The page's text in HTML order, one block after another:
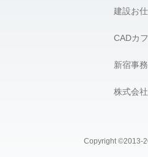
建設お
CADカ
新宿事
株式会
Copyright ©2013-